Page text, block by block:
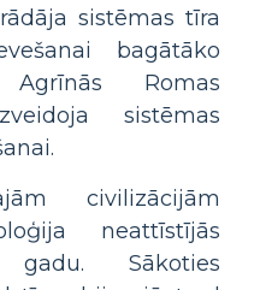
sistēmas tīra
bagātāko
Romas
sistēmas
civilizācijām
neattīstījās
Sākoties